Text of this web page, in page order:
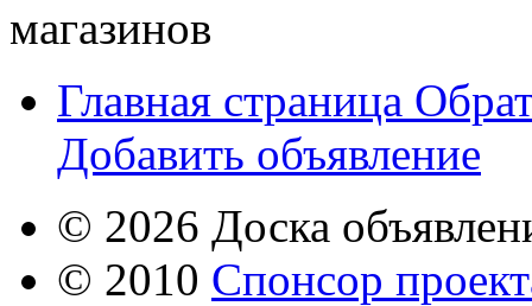
магазинов
Главная страница
Добавить объявление
© 2026 Доска
© 2010 Спонсор